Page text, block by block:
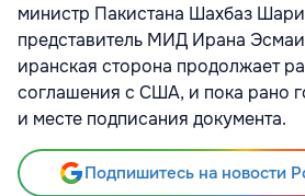
министр Пакистана Шахбаз
представитель МИД Ирана
иранская сторона продолжает
соглашения с США, и пока рано
и месте подписания документа.
Подпишитесь на новости